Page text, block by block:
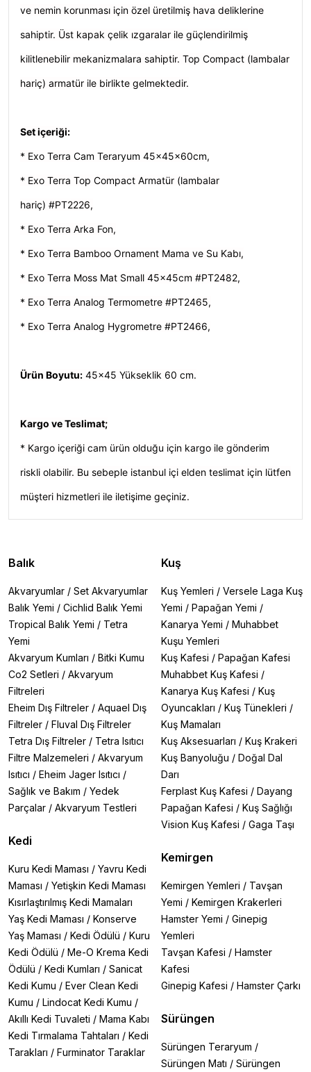
ve nemin korunması için özel üretilmiş hava deliklerine
sahiptir. Üst kapak çelik ızgaralar ile güçlendirilmiş
kilitlenebilir mekanizmalara sahiptir. Top Compact (lambalar
hariç) armatür ile birlikte gelmektedir.
Set içeriği:
* Exo Terra Cam Teraryum 45x45x60cm,
* Exo Terra Top Compact Armatür (lambalar
hariç) #PT2226,
* Exo Terra Arka Fon,
* Exo Terra Bamboo Ornament Mama ve Su Kabı,
* Exo Terra Moss Mat Small 45x45cm #PT2482,
* Exo Terra Analog Termometre #PT2465,
* Exo Terra Analog Hygrometre #PT2466,
Ürün Boyutu: 45x45 Yükseklik 60 cm.
Kargo ve Teslimat;
* Kargo içeriği cam ürün olduğu için kargo ile gönderim
riskli olabilir. Bu sebeple istanbul içi elden teslimat için lütfen
müşteri hizmetleri ile iletişime geçiniz.
Balık
Akvaryumlar / Set Akvaryumlar
Balık Yemi / Cichlid Balık Yemi
Tropical Balık Yemi / Tetra
Yemi
Akvaryum Kumları / Bitki Kumu
Co2 Setleri / Akvaryum
Filtreleri
Eheim Dış Filtreler / Aquael Dış
Filtreler / Fluval Dış Filtreler
Tetra Dış Filtreler / Tetra Isıtıcı
Filtre Malzemeleri / Akvaryum
Isıtıcı / Eheim Jager Isıtıcı /
Sağlık ve Bakım / Yedek
Parçalar / Akvaryum Testleri
Kedi
Kuru Kedi Maması / Yavru Kedi
Maması / Yetişkin Kedi Maması
Kısırlaştırılmış Kedi Mamaları
Yaş Kedi Maması / Konserve
Yaş Maması / Kedi Ödülü / Kuru
Kedi Ödülü / Me-O Krema Kedi
Ödülü / Kedi Kumları / Sanicat
Kedi Kumu / Ever Clean Kedi
Kumu / Lindocat Kedi Kumu /
Akıllı Kedi Tuvaleti / Mama Kabı
Kedi Tırmalama Tahtaları / Kedi
Tarakları / Furminator Taraklar
Kuş
Kuş Yemleri / Versele Laga Kuş
Yemi / Papağan Yemi /
Kanarya Yemi / Muhabbet
Kuşu Yemleri
Kuş Kafesi / Papağan Kafesi
Muhabbet Kuş Kafesi /
Kanarya Kuş Kafesi / Kuş
Oyuncakları / Kuş Tünekleri /
Kuş Mamaları
Kuş Aksesuarları / Kuş Krakeri
Kuş Banyoluğu / Doğal Dal
Darı
Ferplast Kuş Kafesi / Dayang
Papağan Kafesi / Kuş Sağlığı
Vision Kuş Kafesi / Gaga Taşı
Kemirgen
Kemirgen Yemleri / Tavşan
Yemi / Kemirgen Krakerleri
Hamster Yemi / Ginepig
Yemleri
Tavşan Kafesi / Hamster
Kafesi
Ginepig Kafesi / Hamster Çarkı
Sürüngen
Sürüngen Teraryum /
Sürüngen Matı / Sürüngen